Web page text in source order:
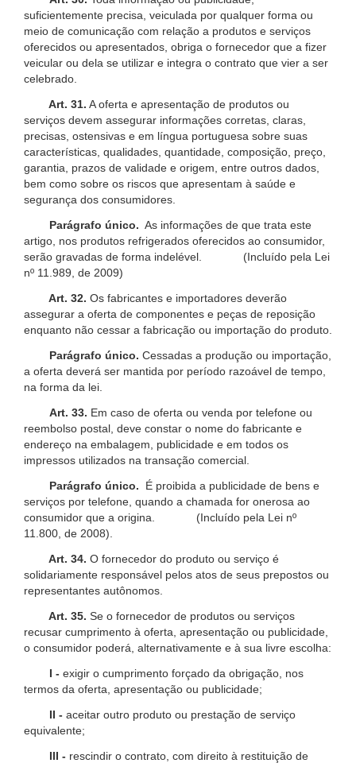
suficientemente precisa, veiculada por qualquer forma ou
meio de comunicação com relação a produtos e serviços
oferecidos ou apresentados, obriga o fornecedor que a fizer
veicular ou dela se utilizar e integra o contrato que vier a ser
celebrado.
Art. 31. A oferta e apresentação de produtos ou
serviços devem assegurar informações corretas, claras,
precisas, ostensivas e em língua portuguesa sobre suas
características, qualidades, quantidade, composição, preço,
garantia, prazos de validade e origem, entre outros dados,
bem como sobre os riscos que apresentam à saúde e
segurança dos consumidores.
Parágrafo único. As informações de que trata este
artigo, nos produtos refrigerados oferecidos ao consumidor,
serão gravadas de forma indelével. (Incluído pela Lei
nº 11.989, de 2009)
Art. 32. Os fabricantes e importadores deverão
assegurar a oferta de componentes e peças de reposição
enquanto não cessar a fabricação ou importação do produto.
Parágrafo único. Cessadas a produção ou importação,
a oferta deverá ser mantida por período razoável de tempo,
na forma da lei.
Art. 33. Em caso de oferta ou venda por telefone ou
reembolso postal, deve constar o nome do fabricante e
endereço na embalagem, publicidade e em todos os
impressos utilizados na transação comercial.
Parágrafo único.
É proibida a publicidade de bens e
serviços por telefone, quando a chamada for onerosa ao
consumidor que a origina. (Incluído pela Lei nº
11.800, de 2008).
Art. 34. O fornecedor do produto ou serviço é
solidariamente responsável pelos atos de seus prepostos ou
representantes autônomos.
Art. 35. Se o fornecedor de produtos ou serviços
recusar cumprimento à oferta, apresentação ou publicidade,
o consumidor poderá, alternativamente e à sua livre escolha:
I - exigir o cumprimento forçado da obrigação, nos
termos da oferta, apresentação ou publicidade;
II - aceitar outro produto ou prestação de serviço
equivalente;
III - rescindir o contrato, com direito à restituição de